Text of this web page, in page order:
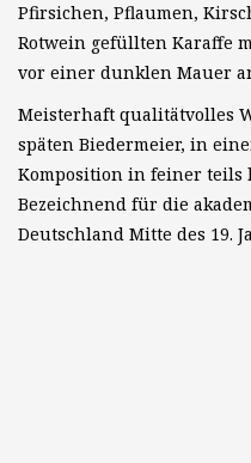
Pfirsichen, Pflaumen,
Rotwein gefüllten Karaffe
vor einer dunklen Mauer
Meisterhaft qualitätvolles
späten Biedermeier, in
Komposition in feiner teils
Bezeichnend für die
Deutschland Mitte des 19.